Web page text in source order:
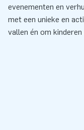
evenementen en
met een unieke en
vallen én om